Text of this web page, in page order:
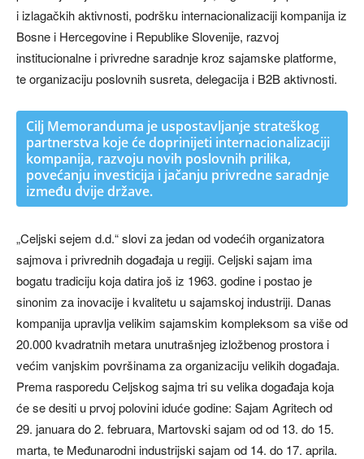
i izlagačkih aktivnosti, podršku internacionalizaciji kompanija iz
Bosne i Hercegovine i Republike Slovenije, razvoj
institucionalne i privredne saradnje kroz sajamske platforme,
te organizaciju poslovnih susreta, delegacija i B2B aktivnosti.
Cilj Memoranduma je uspostavljanje strateškog
partnerstva koje će doprinijeti internacionalizaciji
kompanija, razvoju novih poslovnih prilika,
povećanju investicija i jačanju privredne saradnje
između dvije države.
„Celjski sejem d.d.“ slovi za jedan od vodećih organizatora
sajmova i privrednih događaja u regiji. Celjski sajam ima
bogatu tradiciju koja datira još iz 1963. godine i postao je
sinonim za inovacije i kvalitetu u sajamskoj industriji. Danas
kompanija upravlja velikim sajamskim kompleksom sa više od
20.000 kvadratnih metara unutrašnjeg izložbenog prostora i
većim vanjskim površinama za organizaciju velikih događaja.
Prema rasporedu Celjskog sajma tri su velika događaja koja
će se desiti u prvoj polovini iduće godine: Sajam Agritech od
29. januara do 2. februara, Martovski sajam od od 13. do 15.
marta, te Međunarodni industrijski sajam od 14. do 17. aprila.